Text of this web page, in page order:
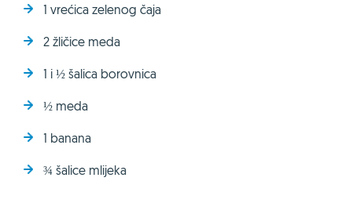
1 vrećica zelenog čaja
2 žličice meda
1 i ½ šalica borovnica
½ meda
1 banana
¾ šalice mlijeka